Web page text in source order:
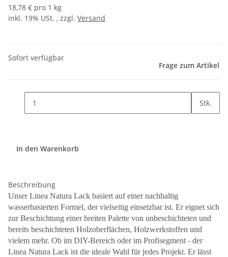
18,78 € pro 1 kg
inkl. 19% USt. , zzgl. Versand
Sofort verfügbar
Frage zum Artikel
Stk.
In den Warenkorb
Beschreibung
Unser Linea Natura Lack basiert auf einer nachhaltig
wasserbasierten Formel, der vielseitig einsetzbar ist. Er eignet sich
zur Beschichtung einer breiten Palette von unbeschichteten und
bereits beschichteten Holzoberflächen, Holzwerkstoffen und
vielem mehr. Ob im DIY-Bereich oder im Profisegment - der
Linea Natura Lack ist die ideale Wahl für jedes Projekt. Er lässt